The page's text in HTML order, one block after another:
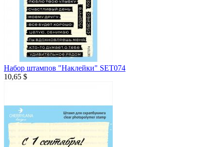
Набор штампов "Наклейки" SET074
10,65 $